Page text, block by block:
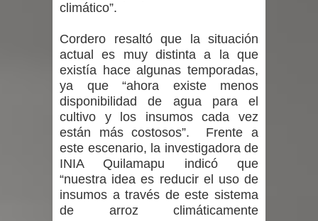
climático”.
Cordero resaltó que la situación
actual es muy distinta a la que
existía hace algunas temporadas,
ya que “ahora existe menos
disponibilidad de agua para el
cultivo y los insumos cada vez
están más costosos”. Frente a
este escenario, la investigadora de
INIA Quilamapu indicó que
“nuestra idea es reducir el uso de
insumos a través de este sistema
de arroz climáticamente